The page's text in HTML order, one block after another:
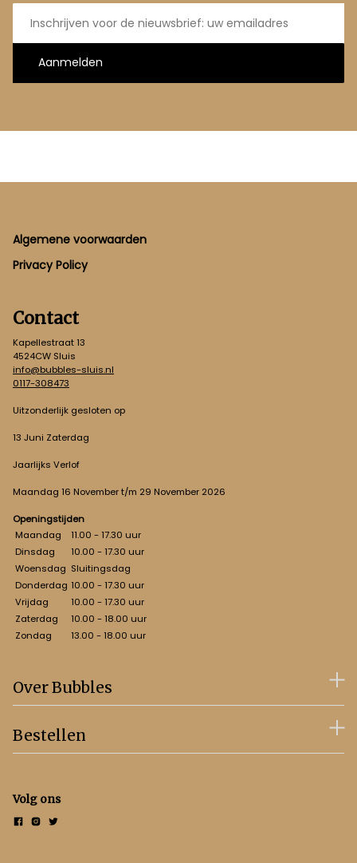
E-
mailadres
Aanmelden
Footer
Algemene voorwaarden
Privacy Policy
Contact
Kapellestraat 13
4524CW Sluis
info@bubbles-sluis.nl
0117-308473
Uitzonderlijk gesloten op
13 Juni Zaterdag
Jaarlijks Verlof
Maandag 16 November t/m 29 November 2026
Openingstijden
Maandag
11.00 - 17.30 uur
Dinsdag
10.00 - 17.30 uur
Woensdag Sluitingsdag
Donderdag 10.00 - 17.30 uur
Vrijdag
10.00 - 17.30 uur
Zaterdag
10.00 - 18.00 uur
Zondag
13.00 - 18.00 uur
Over Bubbles
Bestellen
Volg ons